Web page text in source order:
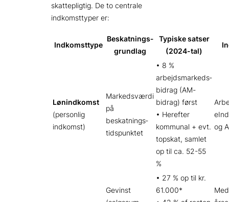
skattepligtig. De to centrale
indkomsttyper er:
Indkomsttype
Beskatnings­
grundlag
Typiske satser
(2024-tal)
Lønindkomst
(personlig
indkomst)
Markedsværdi
på
beskatnings­
tidspunktet
• 8 %
arbejdsmarkeds­
bidrag (AM-
bidrag) først
• Herefter
kommunal + evt.
topskat, samlet
op til ca. 52-55
%
og
Gevinst
• 27 % op til kr.
61.000*